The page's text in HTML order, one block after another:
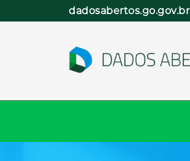
dadosabertos.go.gov.br